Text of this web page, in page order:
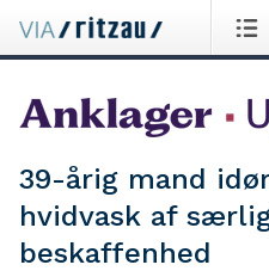
39-årig mand
hvidvask af
beskaffenhed